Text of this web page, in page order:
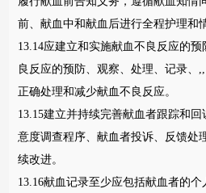
前、献血中和献血后进行全程护理和
13.14应建立和实施献血不良反应的
良反应的预防、观察、处理、记录、
正确处理和减少献血不良反应。
13.15建立并持续完善献血者跟踪和
意度调查程序、献血者投诉、反馈处
续改进。
13.16献血记录至少应包括献血者的